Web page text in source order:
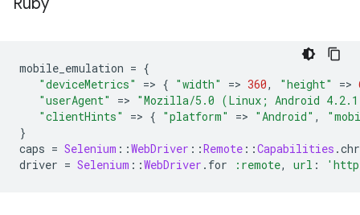
mobile_emulation = {
"deviceMetrics"
=> { "width" => 360, "height" =>
"userAgent"
=> "Mozilla/5.0 (Linux; Android 4.2.1;
"clientHints"
=> { "platform" => "Android" ,
}
caps = Selenium ::WebDriver ::Remote ::Capabilities .
driver = Selenium ::WebDriver . for :remote, url :